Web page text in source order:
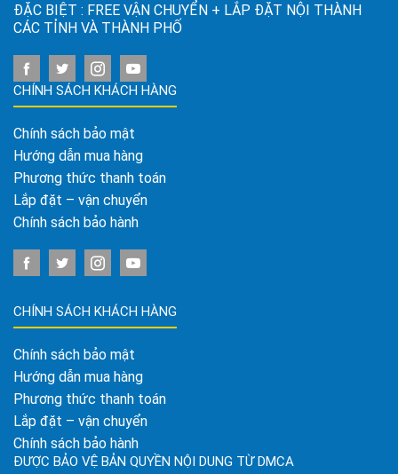
ĐẶC BIỆT : FREE VẬN CHUYỂN + LẮP ĐẶT NỘI THÀNH
CÁC TỈNH VÀ THÀNH PHỐ
CHÍNH SÁCH KHÁCH HÀNG
Chính sách bảo mật
Hướng dẫn mua hàng
Phương thức thanh toán
Lắp đặt – vận chuyển
Chính sách bảo hành
CHÍNH SÁCH KHÁCH HÀNG
Chính sách bảo mật
Hướng dẫn mua hàng
Phương thức thanh toán
Lắp đặt – vận chuyển
Chính sách bảo hành
ĐƯỢC BẢO VỆ BẢN QUYỀN NỘI DUNG TỪ DMCA